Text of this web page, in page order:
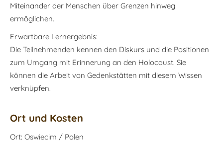
Miteinander der Menschen über Grenzen hinweg
ermöglichen.
Erwartbare Lernergebnis:
Die Teilnehmenden kennen den Diskurs und die Positionen
zum Umgang mit Erinnerung an den Holocaust. Sie
können die Arbeit von Gedenkstätten mit diesem Wissen
verknüpfen.
Ort und Kosten
Ort: Oswiecim / Polen